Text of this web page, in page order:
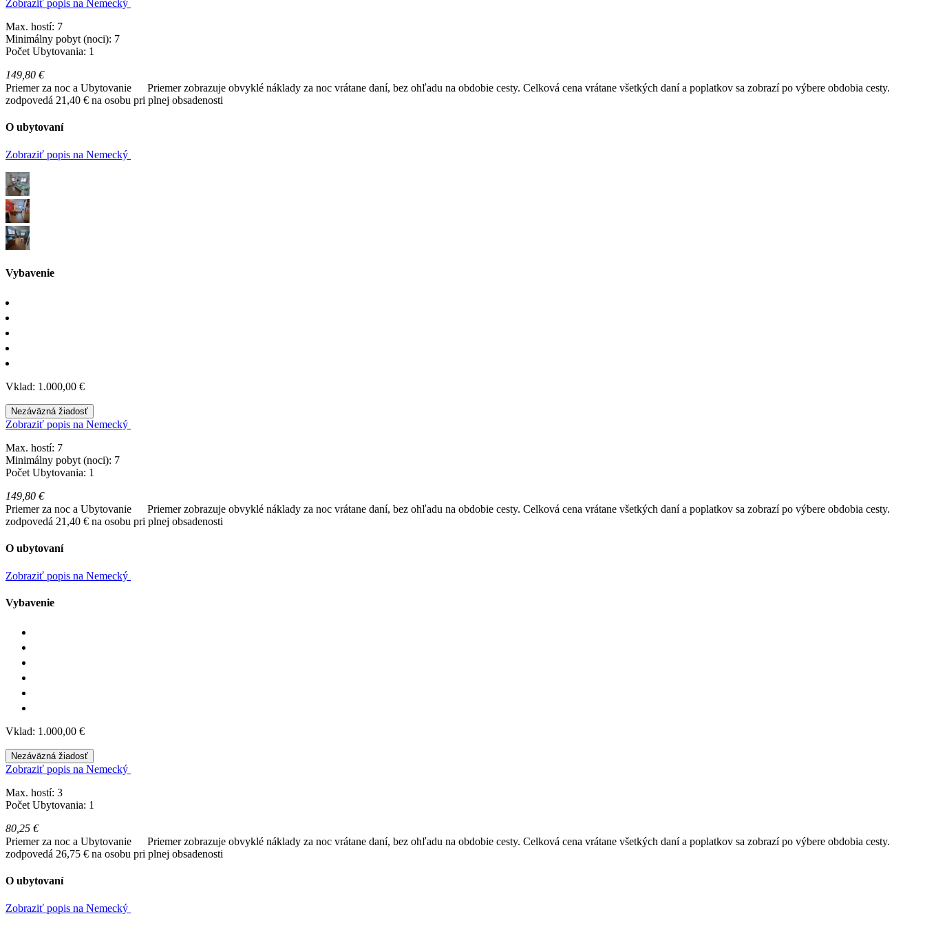
Zobraziť popis na Nemecký
Max. hostí: 7
Minimálny pobyt (noci): 7
Počet Ubytovania: 1
149,80 €
Priemer za noc a Ubytovanie
Priemer zobrazuje obvyklé náklady za noc vrátane daní, bez ohľadu na obdobie cesty. Celková cena vrátane všetkých daní a poplatkov sa zobrazí po výbere obdobia cesty.
zodpovedá 21,40 € na osobu pri plnej obsadenosti
O ubytovaní
Zobraziť popis na Nemecký
Vybavenie
Vklad: 1.000,00 €
Nezáväzná žiadosť
Zobraziť popis na Nemecký
Max. hostí: 7
Minimálny pobyt (noci): 7
Počet Ubytovania: 1
149,80 €
Priemer za noc a Ubytovanie
Priemer zobrazuje obvyklé náklady za noc vrátane daní, bez ohľadu na obdobie cesty. Celková cena vrátane všetkých daní a poplatkov sa zobrazí po výbere obdobia cesty.
zodpovedá 21,40 € na osobu pri plnej obsadenosti
O ubytovaní
Zobraziť popis na Nemecký
Vybavenie
Vklad: 1.000,00 €
Nezáväzná žiadosť
Zobraziť popis na Nemecký
Max. hostí: 3
Počet Ubytovania: 1
80,25 €
Priemer za noc a Ubytovanie
Priemer zobrazuje obvyklé náklady za noc vrátane daní, bez ohľadu na obdobie cesty. Celková cena vrátane všetkých daní a poplatkov sa zobrazí po výbere obdobia cesty.
zodpovedá 26,75 € na osobu pri plnej obsadenosti
O ubytovaní
Zobraziť popis na Nemecký